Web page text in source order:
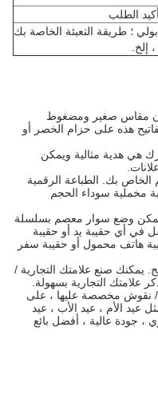
؛ طريقة التعبئة الخاصة بك
مقاس صغير ومضغوط
هذه على حزام الخصر أو
هي هدية مثالية ويمكن
بك. الطباعة الرقمية
سوداء الحجم
وضع سوار معصم بسلسلة
في أي حقيبة يد أو حقيبة
هاتف محمول أو حقيبة سفر
يمكنك صنع علامتك التجارية /
علامتك التجارية بسهولة.
نقوش مخصصة عليها ، على
عيد الأم ، عيد الأب ، عيد
، جودة عالية ، أفضل بائع